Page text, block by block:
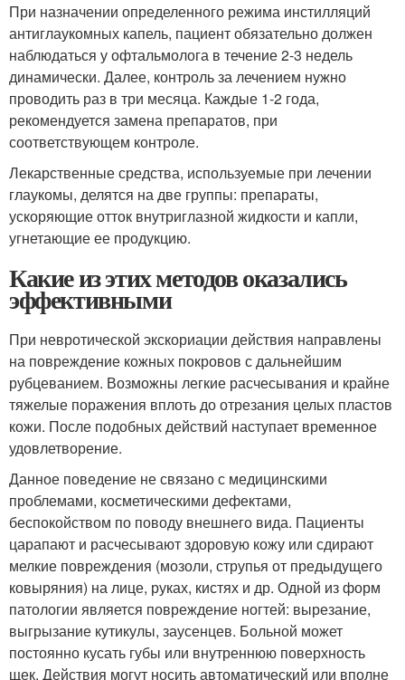
При назначении определенного режима инстилляций
антиглаукомных капель, пациент обязательно должен
наблюдаться у офтальмолога в течение 2-3 недель
динамически. Далее, контроль за лечением нужно
проводить раз в три месяца. Каждые 1-2 года,
рекомендуется замена препаратов, при
соответствующем контроле.
Лекарственные средства, используемые при лечении
глаукомы, делятся на две группы: препараты,
ускоряющие отток внутриглазной жидкости и капли,
угнетающие ее продукцию.
Какие из этих методов оказались
эффективными
При невротической экскориации действия направлены
на повреждение кожных покровов с дальнейшим
рубцеванием. Возможны легкие расчесывания и крайне
тяжелые поражения вплоть до отрезания целых пластов
кожи. После подобных действий наступает временное
удовлетворение.
Данное поведение не связано с медицинскими
проблемами, косметическими дефектами,
беспокойством по поводу внешнего вида. Пациенты
царапают и расчесывают здоровую кожу или сдирают
мелкие повреждения (мозоли, струпья от предыдущего
ковыряния) на лице, руках, кистях и др. Одной из форм
патологии является повреждение ногтей: вырезание,
выгрызание кутикулы, заусенцев. Больной может
постоянно кусать губы или внутреннюю поверхность
щек. Действия могут носить автоматический или вполне